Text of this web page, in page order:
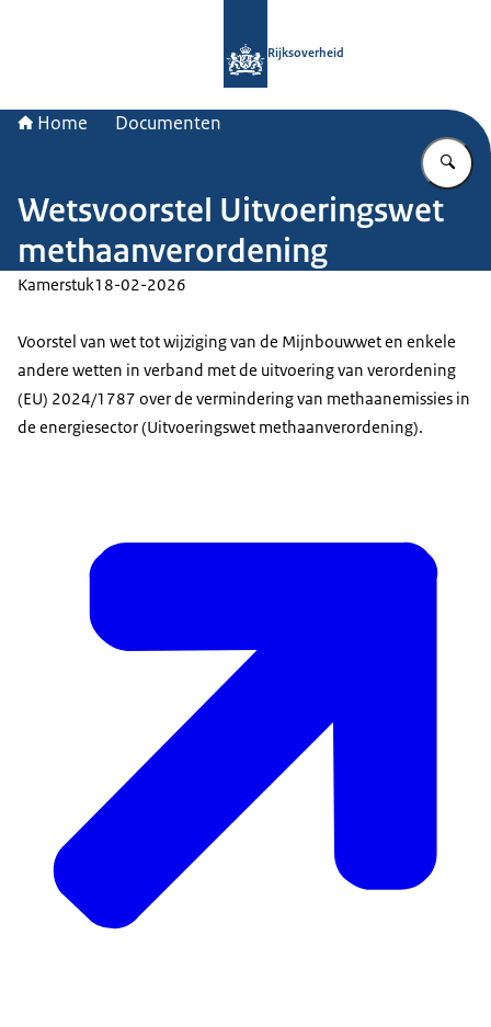
Rijksoverheid
Home Documenten
Wetsvoorstel Uitvoeringswet
methaanverordening
Kamerstuk18-02-2026
Voorstel van wet tot wijziging van de Mijnbouwwet en enkele
andere wetten in verband met de uitvoering van verordening
(EU) 2024/1787 over de vermindering van methaanemissies in
de energiesector (Uitvoeringswet methaanverordening).